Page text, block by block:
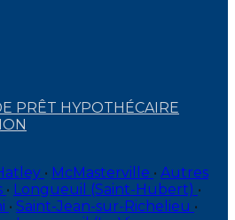
PRÊT HYPOTHÉCAIRE
• McMasterville • Autres
• Longueuil (Saint-Hubert) •
• Saint-Jean-sur-Richelieu •